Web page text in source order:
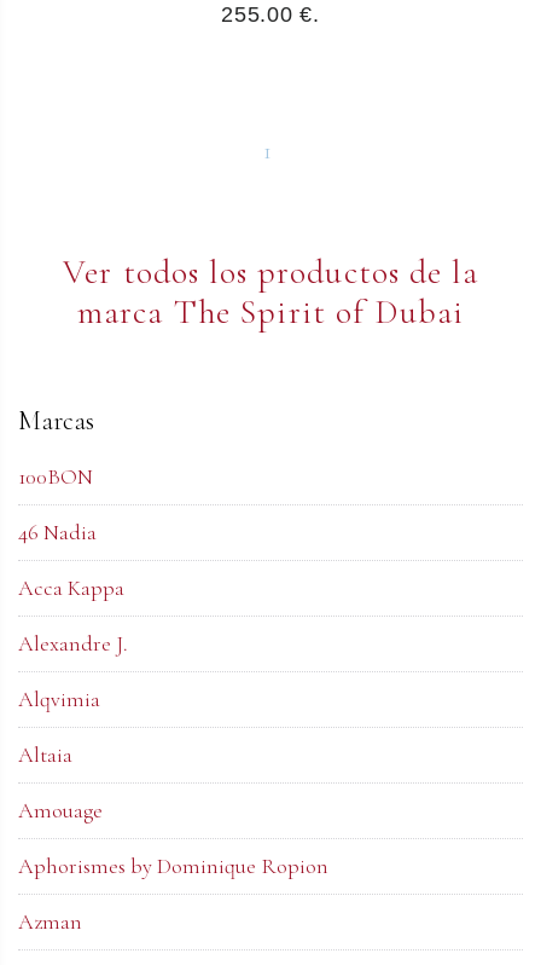
255.00 €.
1
Ver todos los productos de la
marca The Spirit of Dubai
Marcas
100BON
46 Nadia
Acca Kappa
Alexandre J.
Alqvimia
Altaia
Amouage
Aphorismes by Dominique Ropion
Azman